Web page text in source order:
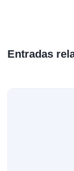
Entradas